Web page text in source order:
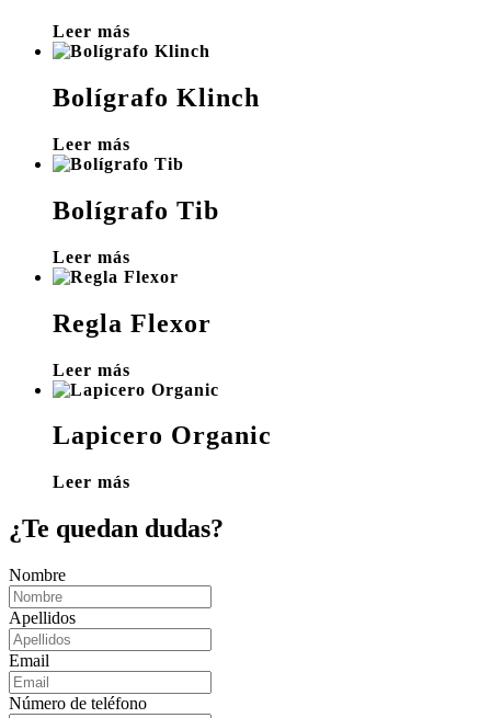
Leer más
Bolígrafo Klinch
Leer más
Bolígrafo Tib
Leer más
Regla Flexor
Leer más
Lapicero Organic
Leer más
¿Te quedan dudas?
Nombre
Apellidos
Email
Número de teléfono